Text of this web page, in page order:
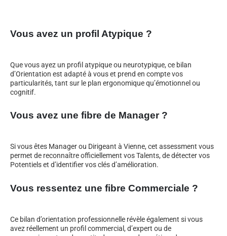
Vous avez un profil Atypique ?
Que vous ayez un profil atypique ou neurotypique, ce bilan
d’Orientation est adapté à vous et prend en compte vos
particularités, tant sur le plan ergonomique qu’émotionnel ou
cognitif.
Vous avez une fibre de Manager ?
Si vous êtes Manager ou Dirigeant à Vienne, cet assessment vous
permet de reconnaître officiellement vos Talents, de détecter vos
Potentiels et d’identifier vos clés d’amélioration.
Vous ressentez une fibre Commerciale ?
Ce bilan d’orientation professionnelle révèle également si vous
avez réellement un profil commercial, d’expert ou de